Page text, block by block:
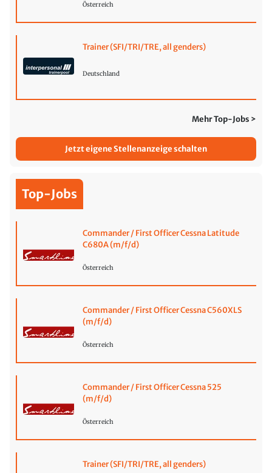
Österreich
Trainer (SFI/TRI/TRE, all genders)
Deutschland
Mehr Top-Jobs >
Jetzt eigene Stellenanzeige schalten
Top-Jobs
Commander / First Officer Cessna Latitude
C680A (m/f/d)
Österreich
Commander / First Officer Cessna C560XLS
(m/f/d)
Österreich
Commander / First Officer Cessna 525
(m/f/d)
Österreich
Trainer (SFI/TRI/TRE, all genders)